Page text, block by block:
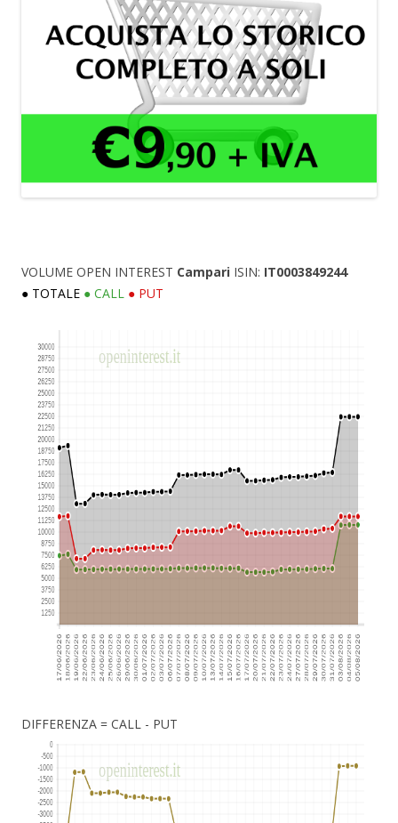
VOLUME OPEN INTEREST Campari ISIN: IT0003849244
● TOTALE ● CALL ● PUT
DIFFERENZA = CALL - PUT